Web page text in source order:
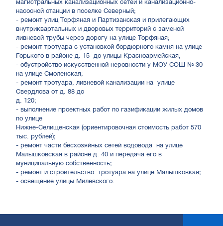
магистральных канализационных сетей и канализационно-
насосной станции в поселке Северный;
- ремонт улиц Торфяная и Партизанская и прилегающих
внутриквартальных и дворовых территорий с заменой
ливневой трубы через дорогу на улице Торфяная;
- ремонт тротуара с установкой бордюрного камня на улице
Горького в районе д. 15 до улицы Красноармейская;
- обустройство искусственной неровности у МОУ СОШ № 30
на улице Смоленская;
- ремонт тротуара, ливневой канализации на улице
Свердлова от д. 88 до
д. 120;
- выполнение проектных работ по газификации жилых домов
по улице
Нижне-Селищенская (ориентировочная стоимость работ 570
тыс. рублей);
- ремонт части бесхозяйных сетей водовода на улице
Малышковская в районе д. 40 и передача его в
муниципальную собственность;
- ремонт и строительство тротуара на улице Малышковкая;
- освещение улицы Милевского.